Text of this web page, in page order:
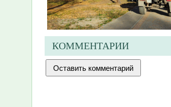
КОММЕНТАРИИ